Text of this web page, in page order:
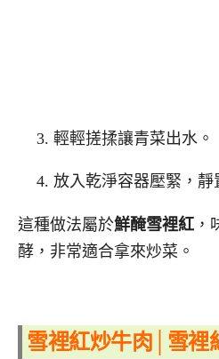
輕輕搓揉讓青菜出水。
放入乾淨容器壓緊，靜
這種做法屬於鮮醃雪裡紅 ，
酵，非常適合拿來炒菜。
雪裡紅炒牛肉│雪裡